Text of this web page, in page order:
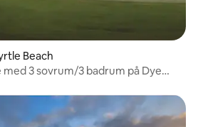
Beach
3 sovrum/3 badrum på Dye